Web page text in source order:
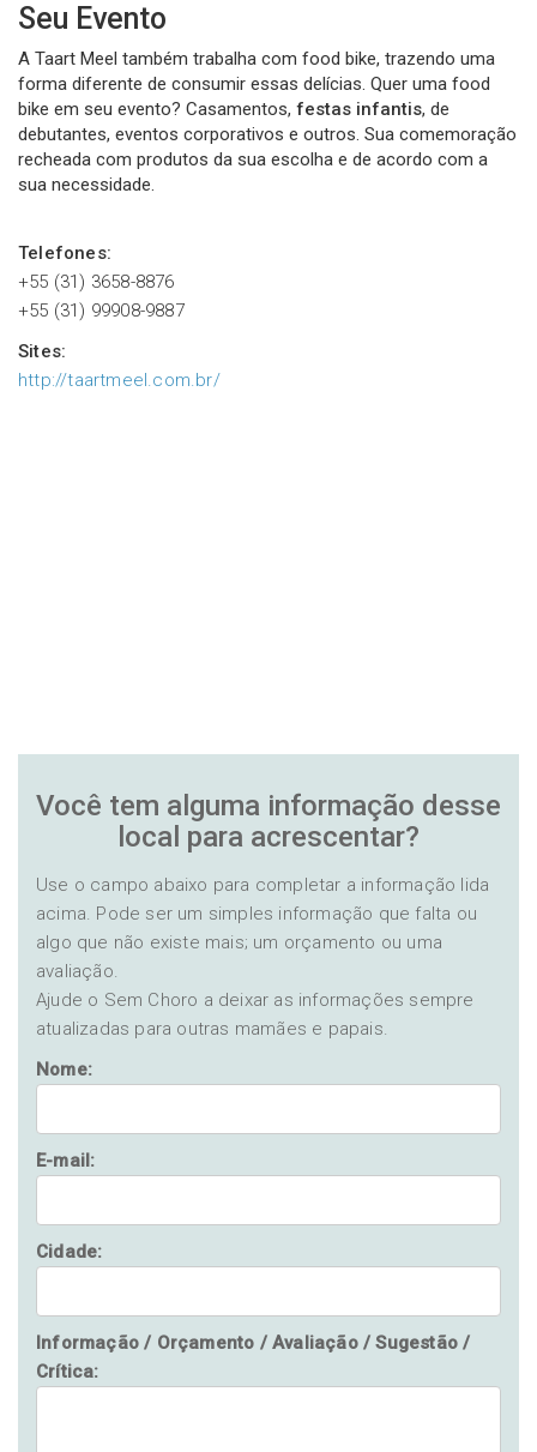
Seu Evento
A Taart Meel também trabalha com food bike, trazendo uma
forma diferente de consumir essas delícias. Quer uma food
bike em seu evento? Casamentos, festas infantis, de
debutantes, eventos corporativos e outros. Sua comemoração
recheada com produtos da sua escolha e de acordo com a
sua necessidade.
Telefones:
+55 (31) 3658-8876
+55 (31) 99908-9887
Sites:
http://taartmeel.com.br/
Você tem alguma informação desse
local para acrescentar?
Use o campo abaixo para completar a informação lida
acima. Pode ser um simples informação que falta ou
algo que não existe mais; um orçamento ou uma
avaliação.
Ajude o Sem Choro a deixar as informações sempre
atualizadas para outras mamães e papais.
Nome:
E-mail:
Cidade:
Informação / Orçamento / Avaliação / Sugestão /
Crítica: